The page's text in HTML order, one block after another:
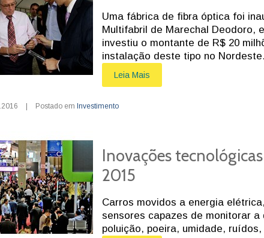
Uma fábrica de fibra óptica foi
Multifabril de Marechal Deodoro,
investiu o montante de R$ 20
instalação deste tipo no Nordeste.
Leia Mais
Postado em Investimento
Inovações
2015
Carros movidos a energia
sensores capazes de monitorar
poluição, poeira, umidade,